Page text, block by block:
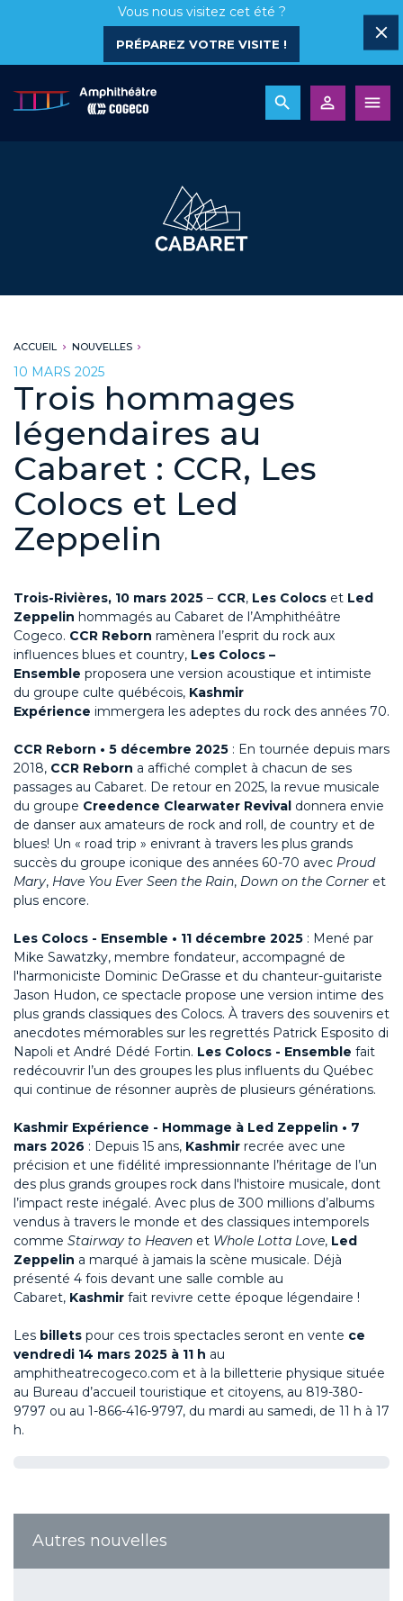
Vous nous visitez cet été ?
PRÉPAREZ VOTRE VISITE !
ACCUEIL NOUVELLES
10 MARS 2025
Trois hommages
légendaires au
Cabaret : CCR, Les
Colocs et Led
Zeppelin
Trois-Rivières, 10 mars 2025 – CCR, Les Colocs et Led
Zeppelin hommagés au Cabaret de l’Amphithéâtre
Cogeco. CCR Reborn ramènera l’esprit du rock aux
influences blues et country, Les Colocs –
Ensemble proposera une version acoustique et intimiste
du groupe culte québécois, Kashmir
Expérience immergera les adeptes du rock des années 70.
CCR Reborn • 5 décembre 2025 : En tournée depuis mars
2018, CCR Reborn a affiché complet à chacun de ses
passages au Cabaret. De retour en 2025, la revue musicale
du groupe Creedence Clearwater Revival donnera envie
de danser aux amateurs de rock and roll, de country et de
blues! Un « road trip » enivrant à travers les plus grands
succès du groupe iconique des années 60-70 avec Proud
Mary, Have You Ever Seen the Rain, Down on the Corner et
plus encore.
Les Colocs - Ensemble • 11 décembre 2025 : Mené par
Mike Sawatzky, membre fondateur, accompagné de
l'harmoniciste Dominic DeGrasse et du chanteur-guitariste
Jason Hudon, ce spectacle propose une version intime des
plus grands classiques des Colocs. À travers des souvenirs et
anecdotes mémorables sur les regrettés Patrick Esposito di
Napoli et André Dédé Fortin. Les Colocs - Ensemble fait
redécouvrir l’un des groupes les plus influents du Québec
qui continue de résonner auprès de plusieurs générations.
Kashmir Expérience - Hommage à Led Zeppelin • 7
mars 2026 : Depuis 15 ans, Kashmir recrée avec une
précision et une fidélité impressionnante l’héritage de l’un
des plus grands groupes rock dans l'histoire musicale, dont
l’impact reste inégalé. Avec plus de 300 millions d’albums
vendus à travers le monde et des classiques intemporels
comme Stairway to Heaven et Whole Lotta Love, Led
Zeppelin a marqué à jamais la scène musicale. Déjà
présenté 4 fois devant une salle comble au
Cabaret, Kashmir fait revivre cette époque légendaire !
Les billets pour ces trois spectacles seront en vente ce
vendredi 14 mars 2025 à 11 h au
amphitheatrecogeco.com et à la billetterie physique située
au Bureau d’accueil touristique et citoyens, au 819-380-
9797 ou au 1-866-416-9797, du mardi au samedi, de 11 h à 17
h.
Autres nouvelles